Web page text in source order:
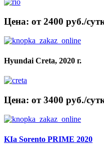
Цена: от 2400 руб./
Hyundai Creta, 2020 г.
Цена: от 3400 руб./
KIa Sorento PRIME 2020